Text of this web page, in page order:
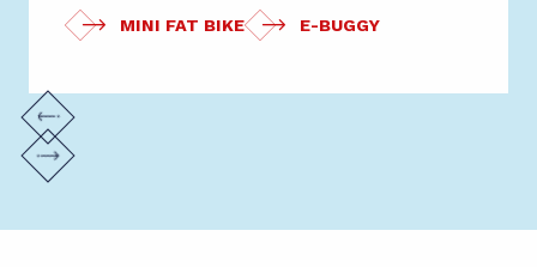
MINI FAT BIKE E-BUGGY